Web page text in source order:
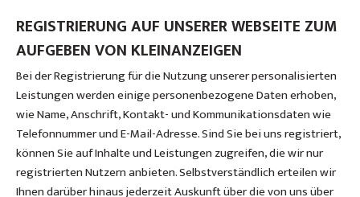
REGISTRIERUNG AUF UNSERER WEBSEITE ZUM
AUFGEBEN VON KLEINANZEIGEN
Bei der Registrierung für die Nutzung unserer personalisierten
Leistungen werden einige personenbezogene Daten erhoben,
wie Name, Anschrift, Kontakt- und Kommunikationsdaten wie
Telefonnummer und E-Mail-Adresse. Sind Sie bei uns registriert,
können Sie auf Inhalte und Leistungen zugreifen, die wir nur
registrierten Nutzern anbieten. Selbstverständlich erteilen wir
Ihnen darüber hinaus jederzeit Auskunft über die von uns über